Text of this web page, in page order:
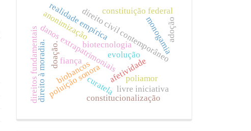
danos extrapatrimoniais
poluição sonora
biotecnologia
biobancos
direito civil contemporâneo
afetividade
monogamia
poliamor
curatela
realidade empíricaconstituição federal
anonimização
constitucionalização
direito à moradia.
direitos fundamentais livre iniciativa
fiança
doação. evolução
adoção